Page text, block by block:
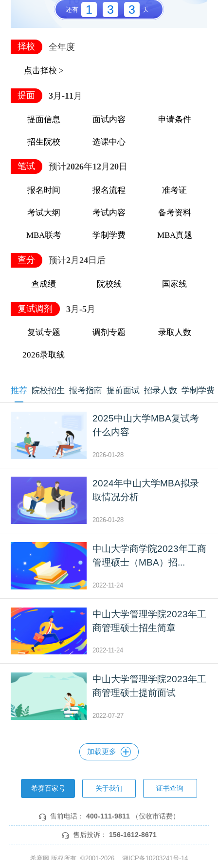
还有 1 3 3 天
择校 全年度
点击择校 >
提面 3月-11月
提面信息 面试内容 申请条件
招生院校 选课中心
笔试 预计2026年12月20日
报名时间 报名流程 准考证
考试大纲 考试内容 备考资料
MBA联考 学制学费 MBA真题
查分 预计2月24日后
查成绩 院校线 国家线
复试调剂 3月-5月
复试专题 调剂专题 录取人数
2026录取线
推荐 院校招生 报考指南 提前面试 招录人数 学制学费
2025中山大学MBA复试考
什么内容
2026-01-28
2024年中山大学MBA拟录
取情况分析
2026-01-28
中山大学商学院2023年工商
管理硕士（MBA）招...
2022-11-24
中山大学管理学院2023年工
商管理硕士招生简章
2022-11-24
中山大学管理学院2023年工
商管理硕士提前面试
2022-07-27
加载更多
希赛百家号 关于我们 证书查询
售前电话： 400-111-9811 （仅收市话费）
售后投诉： 156-1612-8671
希赛网 版权所有 ©2001-2026 湘ICP备10203241号-14